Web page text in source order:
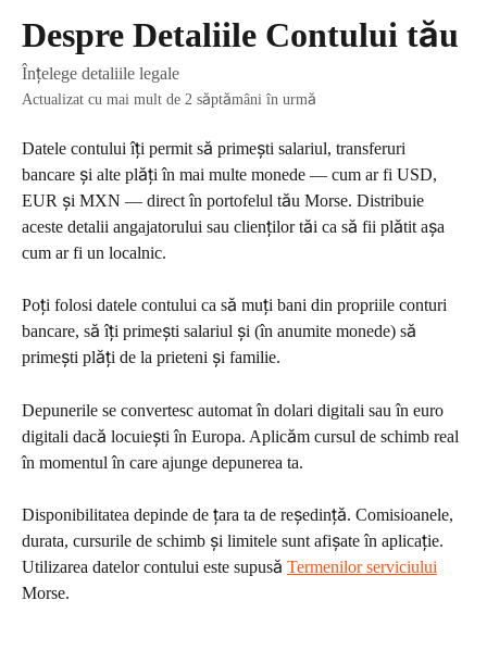
Despre Detaliile Contului tău
Înțelege detaliile legale
Actualizat cu mai mult de 2 săptămâni în urmă
Datele contului îți permit să primești salariul, transferuri
bancare și alte plăți în mai multe monede — cum ar fi USD,
EUR și MXN — direct în portofelul tău Morse. Distribuie
aceste detalii angajatorului sau clienților tăi ca să fii plătit așa
cum ar fi un localnic.
Poți folosi datele contului ca să muți bani din propriile conturi
bancare, să îți primești salariul și (în anumite monede) să
primești plăți de la prieteni și familie.
Depunerile se convertesc automat în dolari digitali sau în euro
digitali dacă locuiești în Europa. Aplicăm cursul de schimb real
în momentul în care ajunge depunerea ta.
Disponibilitatea depinde de țara ta de reședință. Comisioanele,
durata, cursurile de schimb și limitele sunt afișate în aplicație.
Utilizarea datelor contului este supusă Termenilor serviciului
Morse.